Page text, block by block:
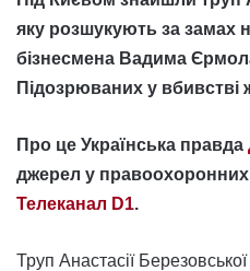
яку розшукують за замах
бізнесмена Вадима
Підозрюваних у вбивстві
Про це Українська правда
джерел у
Телеканал D1.
Труп Анастасії